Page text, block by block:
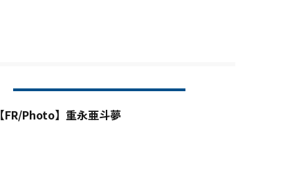
【FR/Photo】重永亜斗夢